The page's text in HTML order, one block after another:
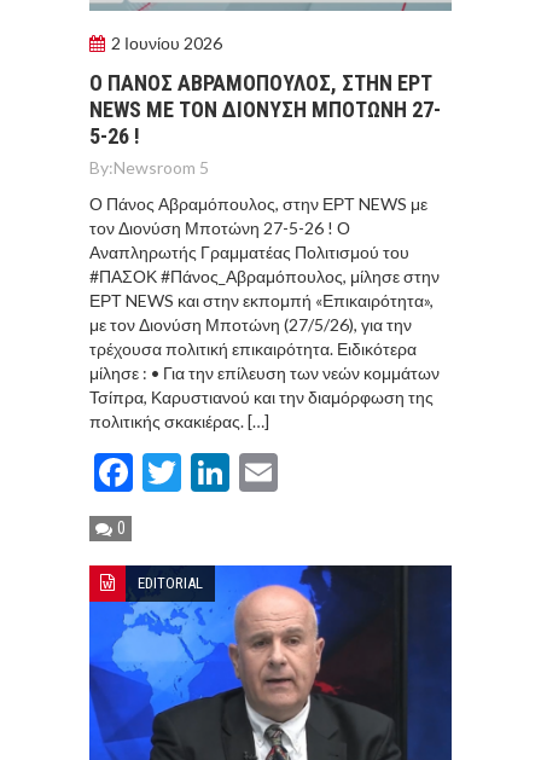
2 Ιουνίου 2026
Ο ΠΆΝΟΣ ΑΒΡΑΜΌΠΟΥΛΟΣ, ΣΤΗΝ ΕΡΤ
NEWS ΜΕ ΤΟΝ ΔΙΟΝΎΣΗ ΜΠΟΤΏΝΗ 27-
5-26 !
By:Newsroom 5
Ο Πάνος Αβραμόπουλος, στην ΕΡΤ NEWS με
τον Διονύση Μποτώνη 27-5-26 ! Ο
Αναπληρωτής Γραμματέας Πολιτισμού του
#ΠΑΣΟΚ #Πάνος_Αβραμόπουλος, μίλησε στην
ΕΡΤ NEWS και στην εκπομπή «Επικαιρότητα»,
με τον Διονύση Μποτώνη (27/5/26), για την
τρέχουσα πολιτική επικαιρότητα. Ειδικότερα
μίλησε : • Για την επίλευση των νεών κομμάτων
Τσίπρα, Καρυστιανού και την διαμόρφωση της
πολιτικής σκακιέρας. […]
Facebook
TwitterLinkedIn
0
EDITORIAL